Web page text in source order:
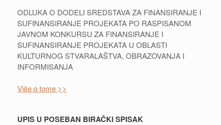
ODLUKA O DODELI SREDSTAVA ZA FINANSIRANJE I
SUFINANSIRANJE PROJEKATA PO RASPISANOM
JAVNOM KONKURSU ZA FINANSIRANJE I
SUFINANSIRANJE PROJEKATA U OBLASTI
KULTURNOG STVARALAŠTVA, OBRAZOVANJA I
INFORMISANJA
Više o tome >>
UPIS U POSEBAN BIRAČKI SPISAK